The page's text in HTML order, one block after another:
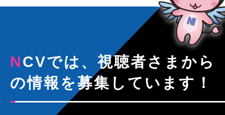
NCVでは、視聴者さまから
の情報を募集しています！